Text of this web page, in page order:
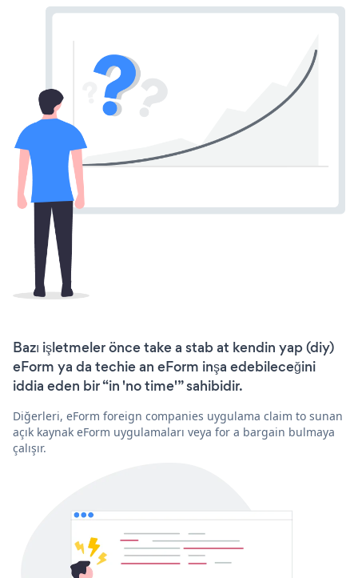
Bazı işletmeler önce take a stab at kendin yap (diy)
eForm ya da techie an eForm inşa edebileceğini
iddia eden bir “in 'no time'” sahibidir.
Diğerleri, eForm foreign companies uygulama claim to sunan
açık kaynak eForm uygulamaları veya for a bargain bulmaya
çalışır.